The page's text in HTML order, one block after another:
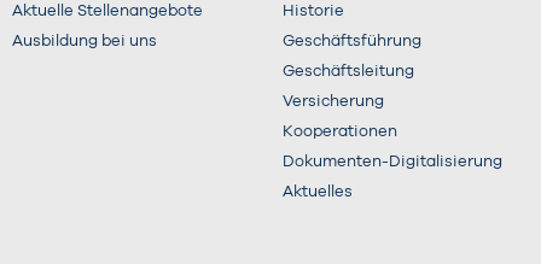
Aktuelle Stellenangebote
Ausbildung bei uns
Historie
Geschäftsführung
Geschäftsleitung
Versicherung
Kooperationen
Dokumenten-Digitalisierung
Aktuelles